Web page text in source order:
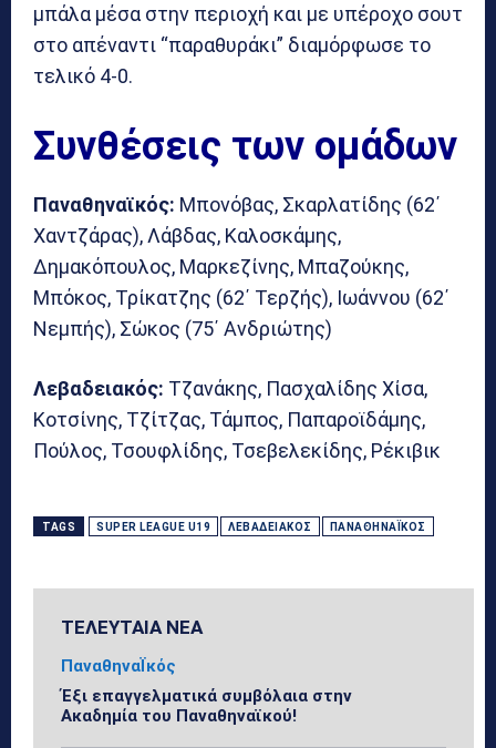
μπάλα μέσα στην περιοχή και με υπέροχο σουτ
στο απέναντι “παραθυράκι” διαμόρφωσε το
τελικό 4-0.
Συνθέσεις των ομάδων
Παναθηναϊκός: Μπονόβας, Σκαρλατίδης (62΄
Χαντζάρας), Λάβδας, Καλοσκάμης,
Δημακόπουλος, Μαρκεζίνης, Μπαζούκης,
Μπόκος, Τρίκατζης (62΄ Τερζής), Ιωάννου (62΄
Νεμπής), Σώκος (75΄ Ανδριώτης)
Λεβαδειακός: Τζανάκης, Πασχαλίδης Χίσα,
Κοτσίνης, Τζίτζας, Τάμπος, Παπαροϊδάμης,
Πούλος, Τσουφλίδης, Τσεβελεκίδης, Ρέκιβικ
TAGS SUPER LEAGUE U19 ΛΕΒΑΔΕΙΑΚΌΣ ΠΑΝΑΘΗΝΑΪΚΌΣ
ΤΕΛΕΥΤΑΙΑ ΝΕΑ
ΠαναθηναΪκός
Έξι επαγγελματικά συμβόλαια στην
Ακαδημία του Παναθηναϊκού!